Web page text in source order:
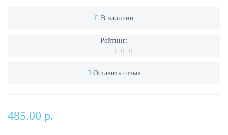
В наличии
Рейтинг:
Оставить отзыв
485.00 р.